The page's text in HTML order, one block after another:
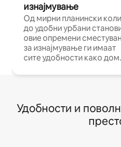
изнајмување
Од мирни планински
до удобни урбани
овие опремени
за изнајмување ги имаат
сите удобности како дом.
Удобности и